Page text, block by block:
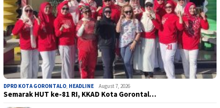
DPRD KOTA GORONTALO HEADLINE August 7, 2026
Semarak HUT ke-81 RI, KKAD Kota Gorontal…